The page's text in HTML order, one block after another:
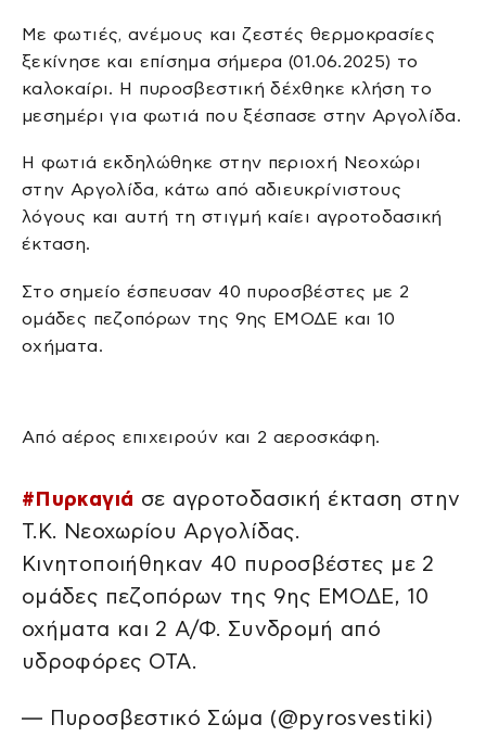
Με φωτιές, ανέμους και ζεστές θερμοκρασίες
ξεκίνησε και επίσημα σήμερα (01.06.2025) το
καλοκαίρι. Η πυροσβεστική δέχθηκε κλήση το
μεσημέρι για φωτιά που ξέσπασε στην Αργολίδα.
Η φωτιά εκδηλώθηκε στην περιοχή Νεοχώρι
στην Αργολίδα, κάτω από αδιευκρίνιστους
λόγους και αυτή τη στιγμή καίει αγροτοδασική
έκταση.
Στο σημείο έσπευσαν 40 πυροσβέστες με 2
ομάδες πεζοπόρων της 9ης ΕΜΟΔΕ και 10
οχήματα.
Από αέρος επιχειρούν και 2 αεροσκάφη.
#Πυρκαγιά σε αγροτοδασική έκταση στην
Τ.Κ. Νεοχωρίου Αργολίδας.
Κινητοποιήθηκαν 40 πυροσβέστες με 2
ομάδες πεζοπόρων της 9ης ΕΜΟΔΕ, 10
οχήματα και 2 Α/Φ. Συνδρομή από
υδροφόρες ΟΤΑ.
— Πυροσβεστικό Σώμα (@pyrosvestiki)